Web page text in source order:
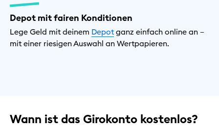
Depot mit fairen Konditionen
Lege Geld mit deinem Depotganz einfach online an –
mit einer riesigen Auswahl an Wertpapieren.
Wann ist das Girokonto kostenlos?